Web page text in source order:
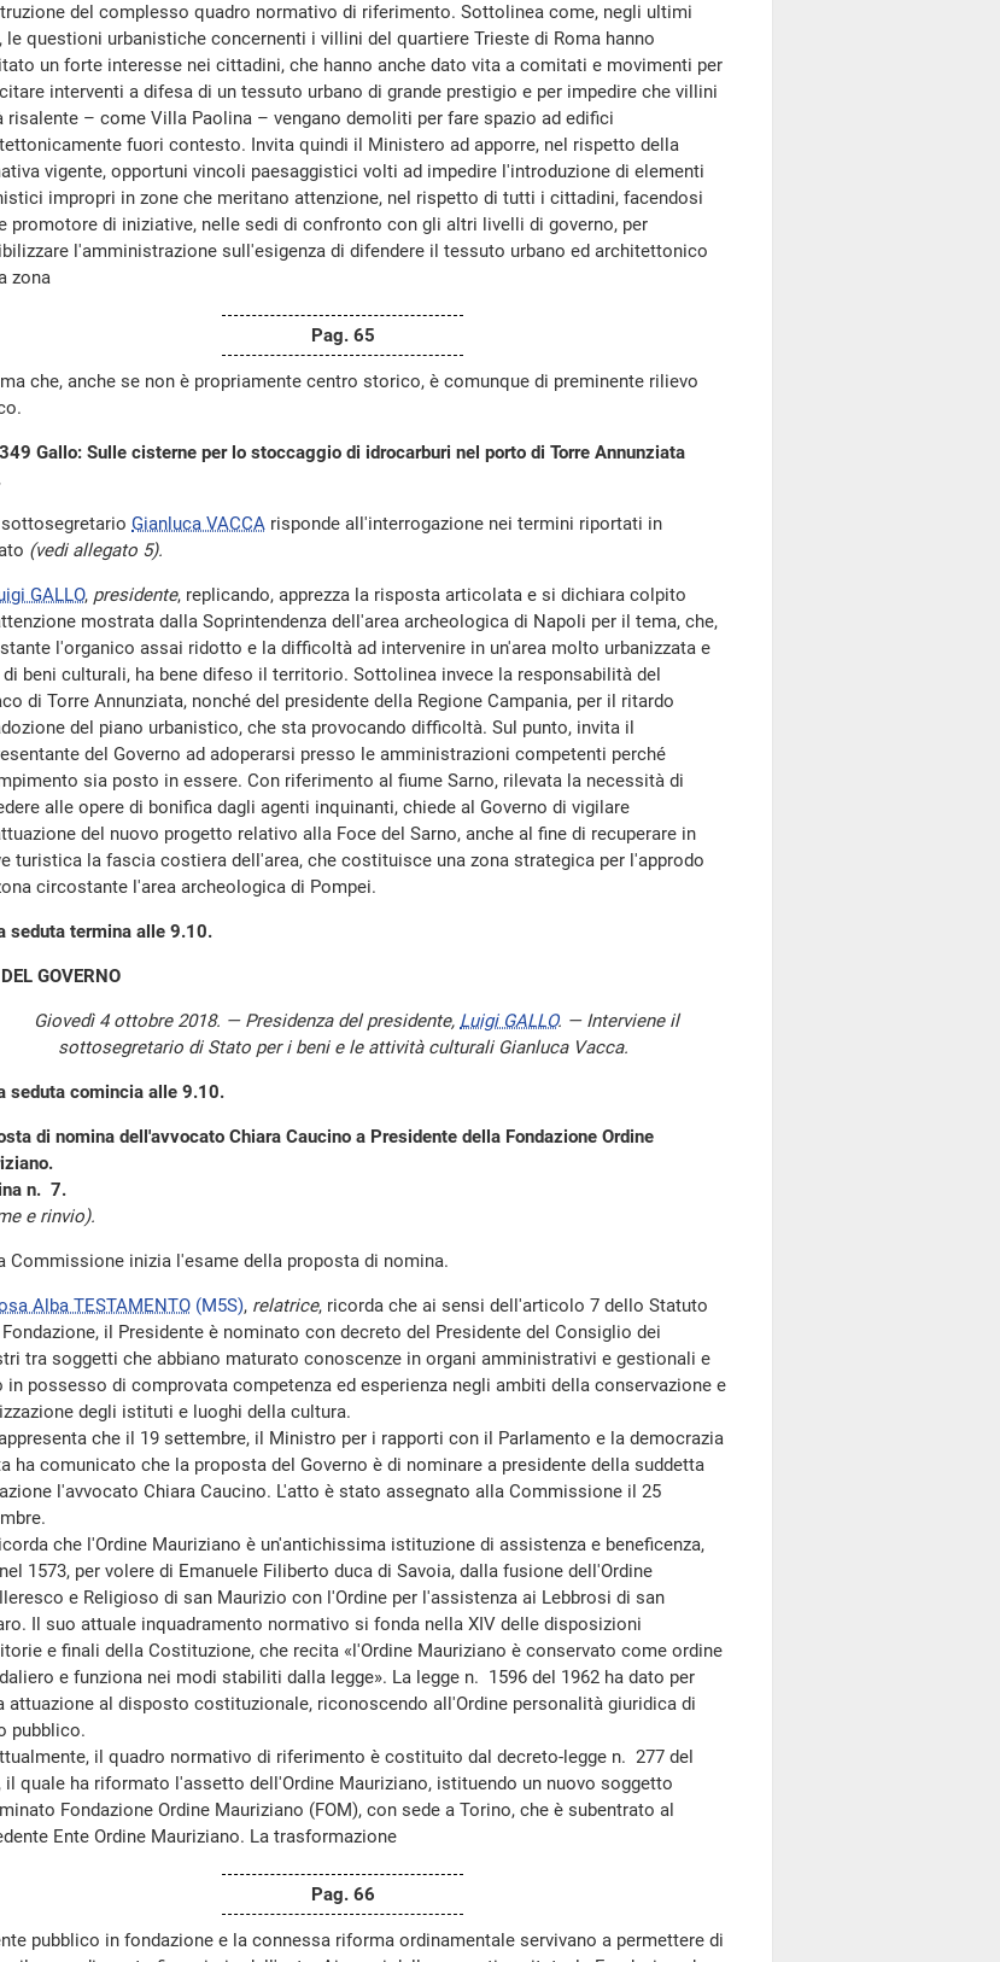
del complesso quadro normativo di riferimento. Sottolinea come, negli ultimi
le questioni urbanistiche concernenti i villini del quartiere Trieste di Roma hanno
un forte interesse nei cittadini, che hanno anche dato vita a comitati e movimenti per
interventi a difesa di un tessuto urbano di grande prestigio e per impedire che villini
risalente – come Villa Paolina – vengano demoliti per fare spazio ad edifici
fuori contesto. Invita quindi il Ministero ad apporre, nel rispetto della
vigente, opportuni vincoli paesaggistici volti ad impedire l'introduzione di elementi
impropri in zone che meritano attenzione, nel rispetto di tutti i cittadini, facendosi
promotore di iniziative, nelle sedi di confronto con gli altri livelli di governo, per
l'amministrazione sull'esigenza di difendere il tessuto urbano ed architettonico
zona
Pag. 65
che, anche se non è propriamente centro storico, è comunque di preminente rilievo
Gallo: Sulle cisterne per lo stoccaggio di idrocarburi nel porto di Torre Annunziata
Gianluca VACCA risponde all'interrogazione nei termini riportati in
(vedi allegato 5).
GALLO, presidente, replicando, apprezza la risposta articolata e si dichiara colpito
mostrata dalla Soprintendenza dell'area archeologica di Napoli per il tema, che,
l'organico assai ridotto e la difficoltà ad intervenire in un'area molto urbanizzata e
beni culturali, ha bene difeso il territorio. Sottolinea invece la responsabilità del
di Torre Annunziata, nonché del presidente della Regione Campania, per il ritardo
del piano urbanistico, che sta provocando difficoltà. Sul punto, invita il
del Governo ad adoperarsi presso le amministrazioni competenti perché
sia posto in essere. Con riferimento al fiume Sarno, rilevata la necessità di
alle opere di bonifica dagli agenti inquinanti, chiede al Governo di vigilare
del nuovo progetto relativo alla Foce del Sarno, anche al fine di recuperare in
turistica la fascia costiera dell'area, che costituisce una zona strategica per l'approdo
circostante l'area archeologica di Pompei.
seduta termina alle 9.10.
GOVERNO
Giovedì 4 ottobre 2018. — Presidenza del presidente, Luigi GALLO. — Interviene il
sottosegretario di Stato per i beni e le attività culturali Gianluca Vacca.
seduta comincia alle 9.10.
di nomina dell'avvocato Chiara Caucino a Presidente della Fondazione Ordine
n. 7.
e rinvio).
inizia l'esame della proposta di nomina.
Alba TESTAMENTO (M5S), relatrice, ricorda che ai sensi dell'articolo 7 dello Statuto
il Presidente è nominato con decreto del Presidente del Consiglio dei
tra soggetti che abbiano maturato conoscenze in organi amministrativi e gestionali e
in possesso di comprovata competenza ed esperienza negli ambiti della conservazione e
degli istituti e luoghi della cultura.
che il 19 settembre, il Ministro per i rapporti con il Parlamento e la democrazia
ha comunicato che la proposta del Governo è di nominare a presidente della suddetta
l'avvocato Chiara Caucino. L'atto è stato assegnato alla Commissione il 25
che l'Ordine Mauriziano è un'antichissima istituzione di assistenza e beneficenza,
1573, per volere di Emanuele Filiberto duca di Savoia, dalla fusione dell'Ordine
e Religioso di san Maurizio con l'Ordine per l'assistenza ai Lebbrosi di san
Il suo attuale inquadramento normativo si fonda nella XIV delle disposizioni
e finali della Costituzione, che recita «l'Ordine Mauriziano è conservato come ordine
e funziona nei modi stabiliti dalla legge». La legge n. 1596 del 1962 ha dato per
attuazione al disposto costituzionale, riconoscendo all'Ordine personalità giuridica di
pubblico.
il quadro normativo di riferimento è costituito dal decreto-legge n. 277 del
il quale ha riformato l'assetto dell'Ordine Mauriziano, istituendo un nuovo soggetto
Fondazione Ordine Mauriziano (FOM), con sede a Torino, che è subentrato al
Ente Ordine Mauriziano. La trasformazione
Pag. 66
pubblico in fondazione e la connessa riforma ordinamentale servivano a permettere di